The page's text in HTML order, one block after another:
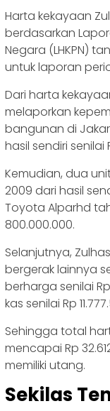
Harta kekayaan
berdasarkan
Negara (LHKPN)
untuk laporan
Dari harta
melaporkan
bangunan di
hasil sendiri senilai
Kemudian, dua
2009 dari hasil
Toyota Alparhd
800.000.000.
Selanjutnya,
bergerak lainnya
berharga senilai
kas senilai Rp
Sehingga total
mencapai Rp
memiliki utang.
Sekilas